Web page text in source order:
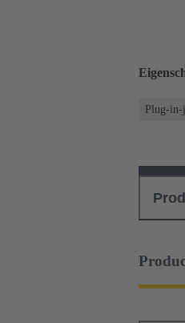
Plug-in-